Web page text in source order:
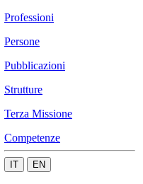
Professioni
Persone
Pubblicazioni
Strutture
Terza Missione
Competenze
IT EN